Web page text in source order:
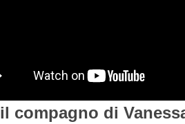
compagno di